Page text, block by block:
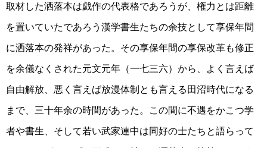
取材した洒落本は戯作の代表格であろうが、権力とは距離
を置いていたであろう漢学書生たちの余技として享保年間
に洒落本の発祥があった。その享保年間の享保改革も修正
を余儀なくされた元文元年（一七三六）から、よく言えば
自由解放、悪く言えば放漫体制とも言える田沼時代になる
まで、三十年余の時間があった。この間に不遇をかこつ学
者や書生、そして若い武家連中は同好の士たちと語らって